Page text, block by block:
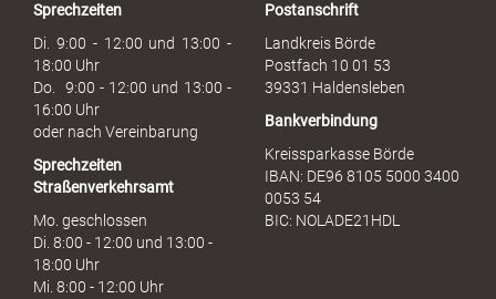
u
h
Sprechzeiten
Di. 9:00 - 12:00 und 13:00 -
18:00 Uhr
Do. 9:00 - 12:00 und 13:00 -
16:00 Uhr
oder nach Vereinbarung
Sprechzeiten
Straßenverkehrsamt
Mo. geschlossen
Di. 8:00 - 12:00 und 13:00 -
18:00 Uhr
Mi. 8:00 - 12:00 Uhr
Postanschrift
Landkreis Börde
Postfach 10 01 53
39331 Haldensleben
Bankverbindung
Kreissparkasse Börde
IBAN: DE96 8105 5000 3400
0053 54
BIC: NOLADE21HDL